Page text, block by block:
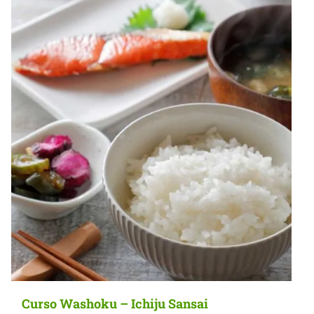
Curso Washoku – Ichiju Sansai